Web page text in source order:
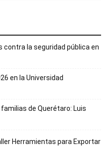
contra la seguridad pública en
en la Universidad
de Querétaro: Luis
Herramientas para Exportar